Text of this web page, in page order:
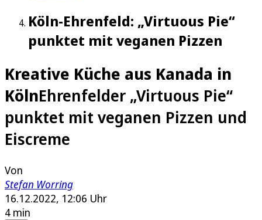
Köln-Ehrenfeld: „Virtuous Pie“
punktet mit veganen Pizzen
Kreative Küche aus Kanada in
KölnEhrenfelder „Virtuous Pie“
punktet mit veganen Pizzen und
Eiscreme
Von
Stefan Worring
16.12.2022, 12:06 Uhr
4 min